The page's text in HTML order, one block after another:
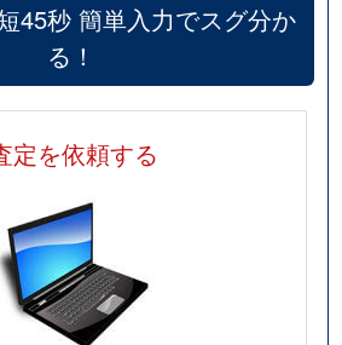
45秒 簡単入力でスグ分か
る！
定を依頼する